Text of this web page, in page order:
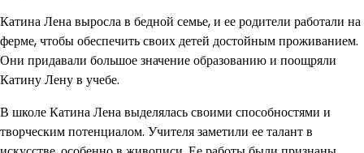
Катина Лена выросла в бедной семье, и ее родители работали на
ферме, чтобы обеспечить своих детей достойным проживанием.
Они придавали большое значение образованию и поощряли
Катину Лену в учебе.
В школе Катина Лена выделялась своими способностями и
творческим потенциалом. Учителя заметили ее талант в